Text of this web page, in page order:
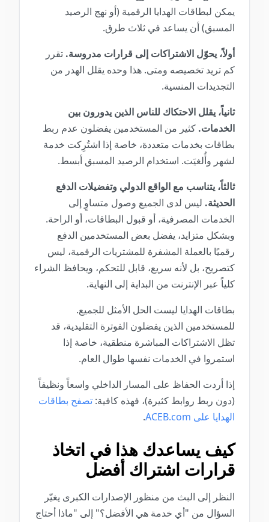
يمكن لبطاقات الهدايا الرقمية (أو نهج الرصيد
المسبق) أن يساعد في ثلاث طرق.
أولاً، يحوّل الاشتراكات إلى قرارات مدروسة.تقرر
كم تريد تخصيصه ومتى. هذا وحده يقلل الهدر من
التجديدات المنسية.
ثانياً، يقلل الاحتكاك للناس الذين يدورون بين
الخدمات.كثير من المستخدمين يفضلون عدم ربط
بطاقات بخدمات متعددة، خاصة إذا اشتُرِكت خدمة
لشهر وأُلغيَت. استخدام الرصيد المسبق أبسط.
ثالثاً، يتناسب مع الواقع الدولي وتفضيلات الدفع
الحديثة.ليس لدى الجميع وصول متساوٍ إلى
الخدمات المصرفية، أو قبول البطاقات، أو الراحة.
وبشكل متزايد، يفضل بعض المستخدمين الدفع
رقميًا بالعملة المشفرة للمشتريات الرقمية، ليس
كتصريح، بل لأنه سريع، قابل للتحكم، ويحافظ الشراء
كلياً عبر الإنترنت من البداية إلى النهاية.
بطاقات الهدايا ليست الحل الأمثل للجميع.
للمستخدمين الذين يفضلون الفوترة التقليدية، قد
تظل الاشتراكات المباشرة منطقية، خاصة إذا
استمروا في الخدمات نفسها طوال العام.
إذا أردت الحفاظ على المسار الداخلي واسعاً ونظيفاً
(دون ربط روابط كثيرة)، فهذه كافية:تصفح بطاقات
الهدايا على ACEB.com
.
كيف يساعدك هذا في اتخاذ
قرارات اشتراك أفضل
النظر إلى البث من منظور الإصدارات الكبرى يغيّر
السؤال من "أي خدمة هي الأفضل؟" إلى "ماذا أحتاج